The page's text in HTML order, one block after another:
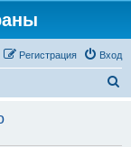
Вход
Регистрация